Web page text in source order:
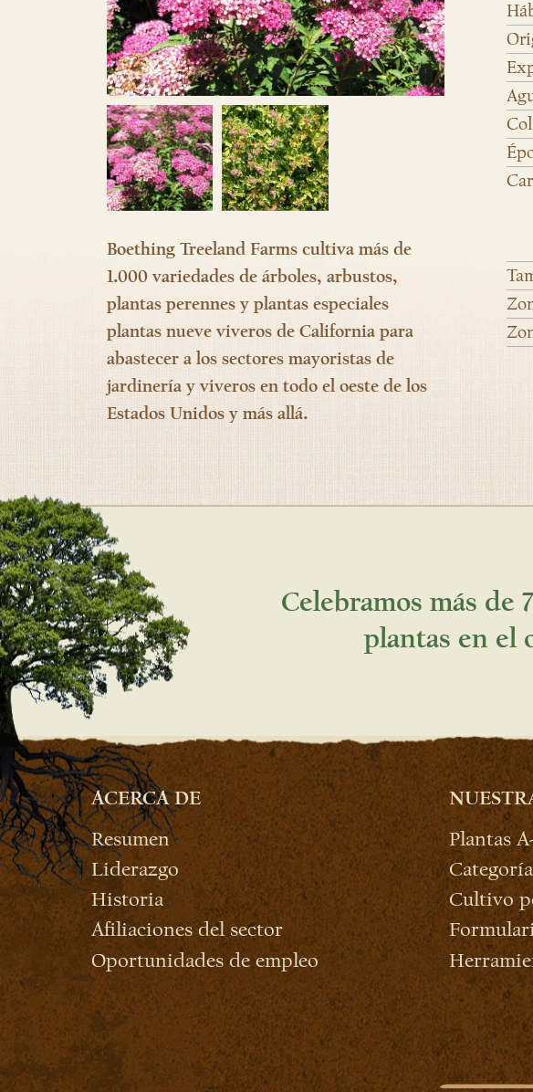
Boething Treeland Farms cultiva más de
1.000 variedades de árboles, arbustos,
plantas perennes y plantas especiales
plantas nueve viveros de California para
abastecer a los sectores mayoristas de
jardinería y viveros en todo el oeste de los
Estados Unidos y más allá.
Celebramos más
plantas en el
ACERCA DE
Resumen
Liderazgo
Historia
Afiliaciones del sector
Oportunidades de empleo
Plantas
Cultivo